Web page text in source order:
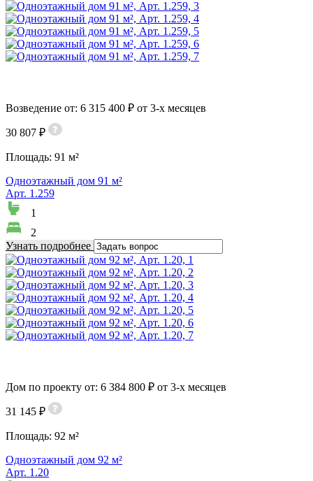
Возведение от: 6 315 400 ₽ от 3-х месяцев
30 807 ₽
Площадь: 91 м²
Одноэтажный дом 91 м²
Арт. 1.259
1
2
Узнать подробнее
Дом по проекту от: 6 384 800 ₽ от 3-х месяцев
31 145 ₽
Площадь: 92 м²
Одноэтажный дом 92 м²
Арт. 1.20